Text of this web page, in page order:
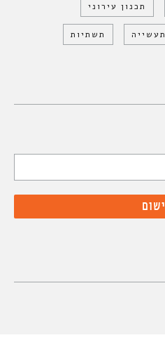
תכנון עירוני
תעשייה תשתיות